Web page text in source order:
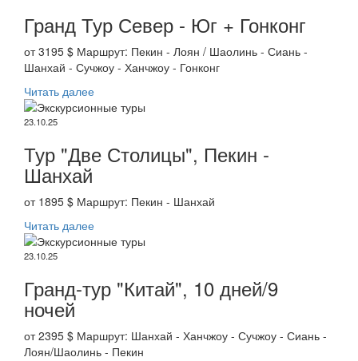
Гранд Тур Север - Юг + Гонконг
от 3195 $ Маршрут: Пекин - Лоян / Шаолинь - Сиань -
Шанхай - Сучжоу - Ханчжоу - Гонконг
Читать далее
23.10.25
Тур "Две Столицы", Пекин -
Шанхай
от 1895 $ Маршрут: Пекин - Шанхай
Читать далее
23.10.25
Гранд-тур "Китай", 10 дней/9
ночей
от 2395 $ Маршрут: Шанхай - Ханчжоу - Сучжоу - Сиань -
Лоян/Шаолинь - Пекин